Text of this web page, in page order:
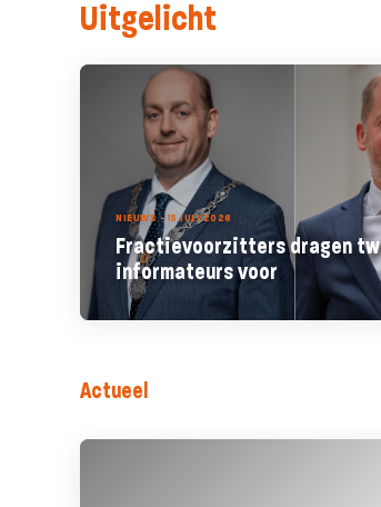
Uitgelicht
NIEUWS - 15 JULI 2026
Fractievoorzitters dragen
informateurs voor
Actueel